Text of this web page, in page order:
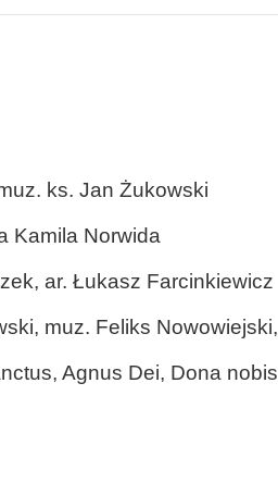
ks. Jan Żukowski
Kamila Norwida
ar. Łukasz Farcinkiewicz
muz. Feliks
Agnus Dei, Dona